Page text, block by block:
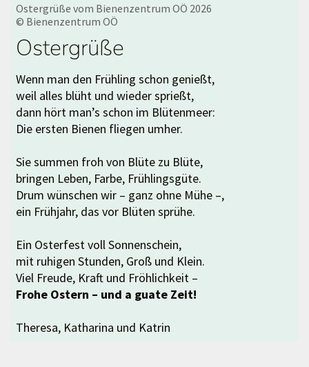
Ostergrüße vom Bienenzentrum OÖ 2026
© Bienenzentrum OÖ
Ostergrüße
Wenn man den Frühling schon genießt,
weil alles blüht und wieder sprießt,
dann hört man’s schon im Blütenmeer:
Die ersten Bienen fliegen umher.
Sie summen froh von Blüte zu Blüte,
bringen Leben, Farbe, Frühlingsgüte.
Drum wünschen wir – ganz ohne Mühe –,
ein Frühjahr, das vor Blüten sprühe.
Ein Osterfest voll Sonnenschein,
mit ruhigen Stunden, Groß und Klein.
Viel Freude, Kraft und Fröhlichkeit –
Frohe Ostern – und a guate Zeit!
Theresa, Katharina und Katrin